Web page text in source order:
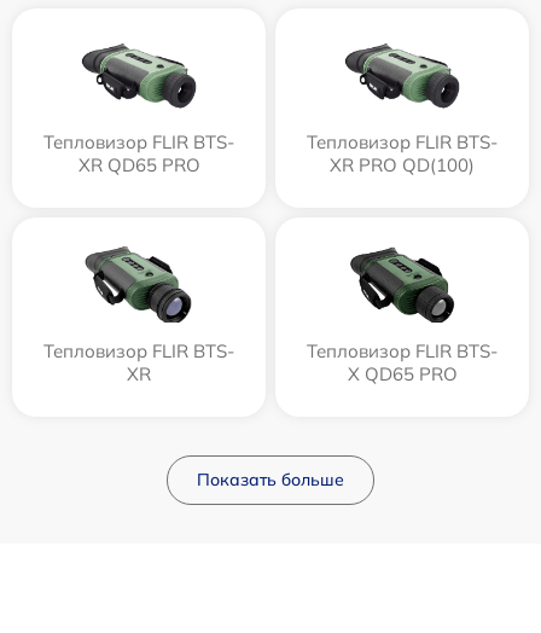
Тепловизор FLIR BTS-
XR QD65 PRO
Тепловизор FLIR BTS-
XR PRO QD(100)
Тепловизор FLIR BTS-
XR
Тепловизор FLIR BTS-
X QD65 PRO
Показать больше